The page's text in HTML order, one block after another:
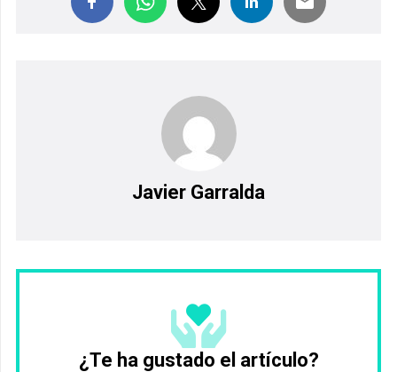
Javier Garralda
¿Te ha gustado el artículo?